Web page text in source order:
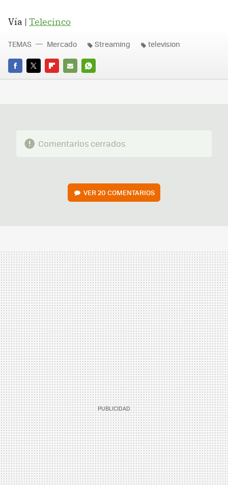
Vía | Telecinco
FACEBOOK
TWITTERFLIPBOARD
E-
WHATSAPP
TEMAS Mercado Streaming television
Comentarios cerrados
VER 20 COMENTARIOS